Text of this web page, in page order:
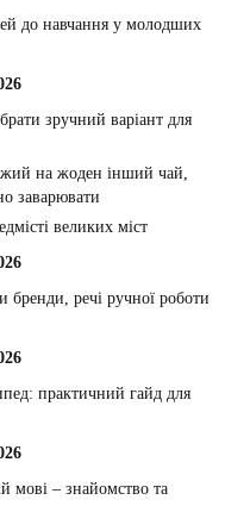
до навчання у молодших
зручний варіант для
на жоден інший чай,
заварювати
великих міст
речі ручної роботи
практичний гайд для
мові – знайомство та